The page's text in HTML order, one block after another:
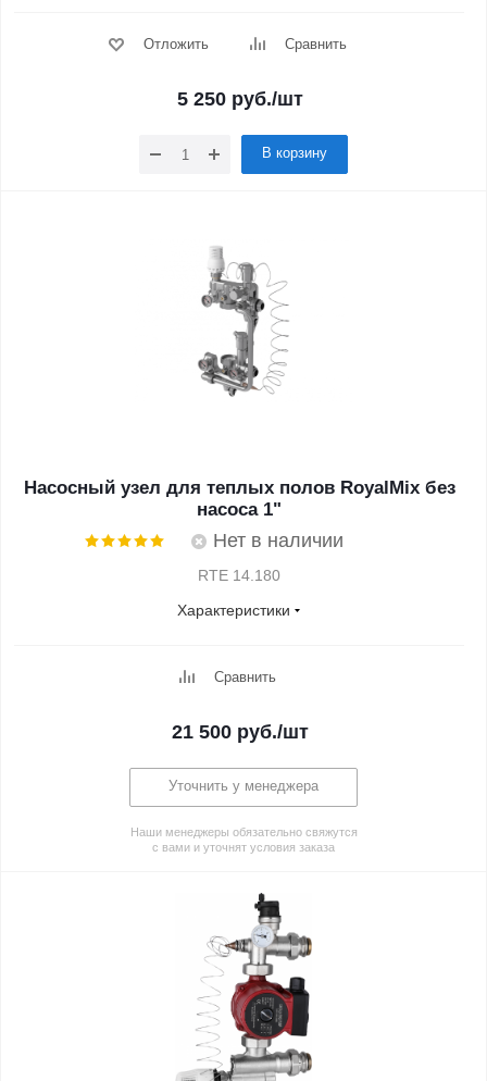
Отложить Сравнить
5 250руб./шт
В корзину
Насосный узел для теплых полов RoyalMix без
насоса 1"
Нет в наличии
RTE 14.180
Характеристики
Сравнить
21 500руб./шт
Уточнить у менеджера
Наши менеджеры обязательно свяжутся
с вами и уточнят условия заказа